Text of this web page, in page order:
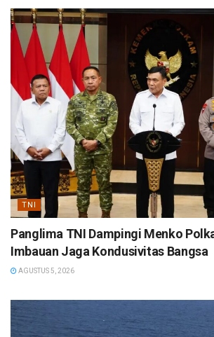
TNI
Panglima TNI Dampingi Menko
Imbauan Jaga Kondusivitas Bangsa
AGUSTUS 5, 2026